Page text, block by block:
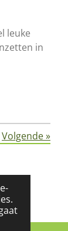
leuke
in
Volgende»